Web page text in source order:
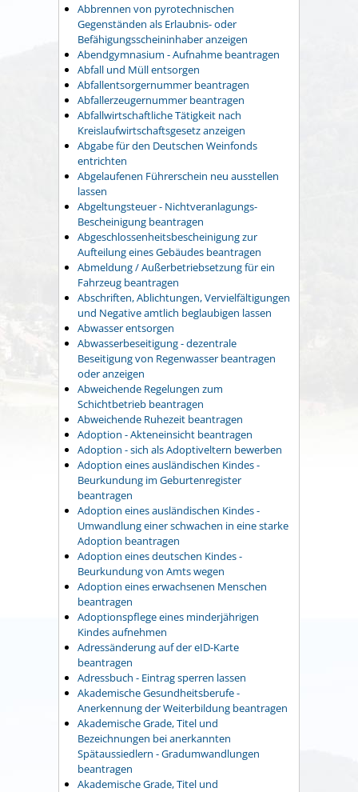
Abbrennen von pyrotechnischen
Gegenständen als Erlaubnis- oder
Befähigungsscheininhaber anzeigen
Abendgymnasium - Aufnahme beantragen
Abfall und Müll entsorgen
Abfallentsorgernummer beantragen
Abfallerzeugernummer beantragen
Abfallwirtschaftliche Tätigkeit nach
Kreislaufwirtschaftsgesetz anzeigen
Abgabe für den Deutschen Weinfonds
entrichten
Abgelaufenen Führerschein neu ausstellen
lassen
Abgeltungsteuer - Nichtveranlagungs-
Bescheinigung beantragen
Abgeschlossenheitsbescheinigung zur
Aufteilung eines Gebäudes beantragen
Abmeldung / Außerbetriebsetzung für ein
Fahrzeug beantragen
Abschriften, Ablichtungen, Vervielfältigungen
und Negative amtlich beglaubigen lassen
Abwasser entsorgen
Abwasserbeseitigung - dezentrale
Beseitigung von Regenwasser beantragen
oder anzeigen
Abweichende Regelungen zum
Schichtbetrieb beantragen
Abweichende Ruhezeit beantragen
Adoption - Akteneinsicht beantragen
Adoption - sich als Adoptiveltern bewerben
Adoption eines ausländischen Kindes -
Beurkundung im Geburtenregister
beantragen
Adoption eines ausländischen Kindes -
Umwandlung einer schwachen in eine starke
Adoption beantragen
Adoption eines deutschen Kindes -
Beurkundung von Amts wegen
Adoption eines erwachsenen Menschen
beantragen
Adoptionspflege eines minderjährigen
Kindes aufnehmen
Adressänderung auf der eID-Karte
beantragen
Adressbuch - Eintrag sperren lassen
Akademische Gesundheitsberufe -
Anerkennung der Weiterbildung beantragen
Akademische Grade, Titel und
Bezeichnungen bei anerkannten
Spätaussiedlern - Gradumwandlungen
beantragen
Akademische Grade, Titel und